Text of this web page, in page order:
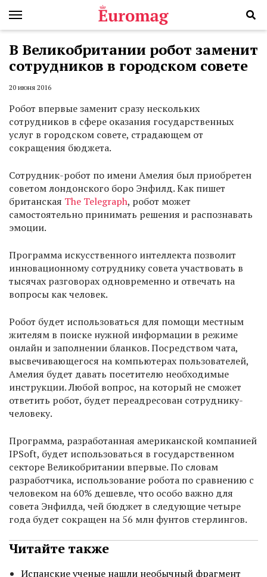
В Великобритании робот заменит
сотрудников в городском совете
20 июня 2016
Робот впервые заменит сразу нескольких
сотрудников в сфере оказания государственных
услуг в городском совете, страдающем от
сокращения бюджета.
Сотрудник-робот по имени Амелия был приобретен
советом лондонского боро Энфилд. Как пишет
британская The Telegraph, робот может
самостоятельно принимать решения и распознавать
эмоции.
Программа искусственного интеллекта позволит
инновационному сотруднику совета участвовать в
тысячах разговорах одновременно и отвечать на
вопросы как человек.
Робот будет использоваться для помощи местным
жителям в поиске нужной информации в режиме
онлайн и заполнении бланков. Посредством чата,
высвечивающегося на компьютерах пользователей,
Амелия будет давать посетителю необходимые
инструкции. Любой вопрос, на который не сможет
ответить робот, будет переадресован сотруднику-
человеку.
Программа, разработанная американской компанией
IPSoft, будет использоваться в государственном
секторе Великобритании впервые. По словам
разработчика, использование робота по сравнению с
человеком на 60% дешевле, что особо важно для
совета Энфилда, чей бюджет в следующие четыре
года будет сокращен на 56 млн фунтов стерлингов.
Читайте также
Испанские ученые нашли необычный фрагмент